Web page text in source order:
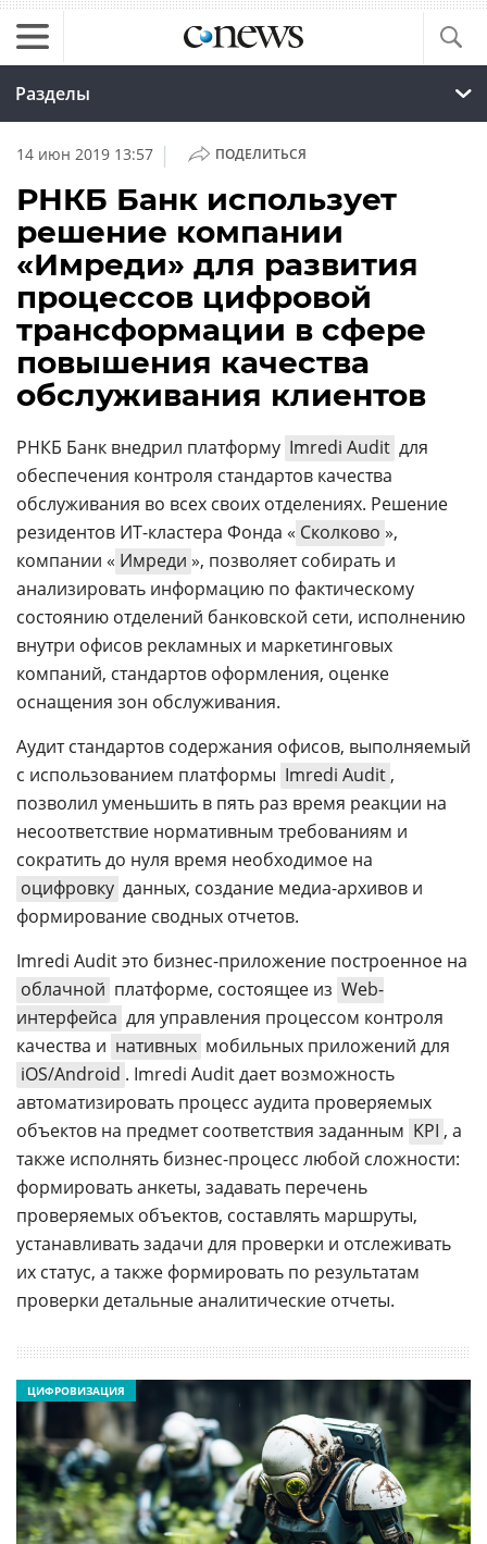
Разделы
14 июн 2019 13:57 | ПОДЕЛИТЬСЯ
РНКБ Банк использует
решение компании
«Имреди» для развития
процессов цифровой
трансформации в сфере
повышения качества
обслуживания клиентов
РНКБ Банк внедрил платформу Imredi Audit для
обеспечения контроля стандартов качества
обслуживания во всех своих отделениях. Решение
резидентов ИТ-кластера Фонда « Сколково »,
компании « Имреди », позволяет собирать и
анализировать информацию по фактическому
состоянию отделений банковской сети, исполнению
внутри офисов рекламных и маркетинговых
компаний, стандартов оформления, оценке
оснащения зон обслуживания.
Аудит стандартов содержания офисов, выполняемый
с использованием платформы Imredi Audit ,
позволил уменьшить в пять раз время реакции на
несоответствие нормативным требованиям и
сократить до нуля время необходимое на
оцифровку данных, создание медиа-архивов и
формирование сводных отчетов.
Imredi Audit это бизнес-приложение построенное на
облачной платформе, состоящее из Web-
интерфейса для управления процессом контроля
качества и нативных мобильных приложений для
iOS/Android . Imredi Audit дает возможность
автоматизировать процесс аудита проверяемых
объектов на предмет соответствия заданным KPI , а
также исполнять бизнес-процесс любой сложности:
формировать анкеты, задавать перечень
проверяемых объектов, составлять маршруты,
устанавливать задачи для проверки и отслеживать
их статус, а также формировать по результатам
проверки детальные аналитические отчеты.
ЦИФРОВИЗАЦИЯ